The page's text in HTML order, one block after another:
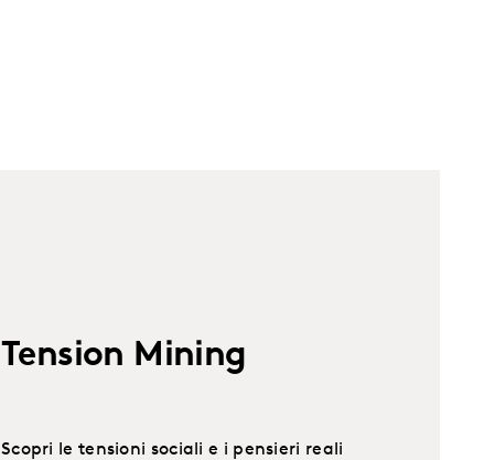
Tension Mining
Scopri le tensioni sociali e i pensieri reali